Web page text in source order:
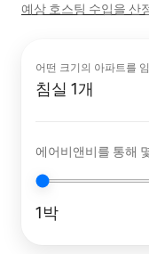
예상 호스팅 수입을 산
어떤 크기의 아파트를
침실 1개
에어비앤비를 통해
1박